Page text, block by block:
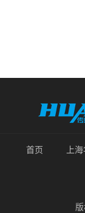
首页 上